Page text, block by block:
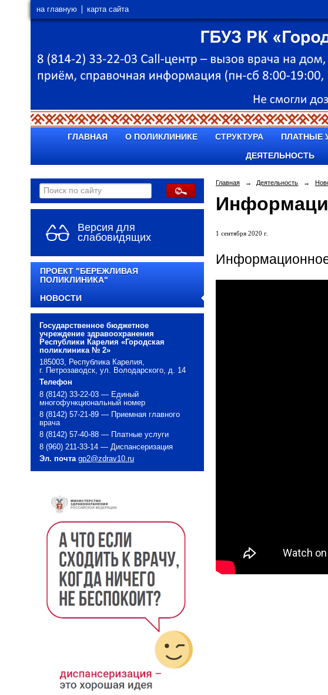
на главную карта сайта
ГЛАВНАЯ О ПОЛИКЛИНИКЕ СТРУКТУРА ПЛАТНЫЕ
ДЕЯТЕЛЬНОСТЬ
Версия для
слабовидящих
ПРОЕКТ "БЕРЕЖЛИВАЯ
ПОЛИКЛИНИКА"
НОВОСТИ
Государственное бюджетное
учреждение здравоохранения
Республики Карелия «Городская
поликлиника № 2»
185003, Республика Карелия,
г. Петрозаводск, ул. Володарского, д. 14
Телефон
8 (8142) 33-22-03 — Единый
многофункциональный номер
8 (8142) 57-21-89 — Приемная главного
врача
8 (8142) 57-40-88 — Платные услуги
8 (960) 211-33-14 — Диспансеризация
Эл. почта gp2@zdrav10.ru
Главная → Деятельность →
1 сентября 2020 г.